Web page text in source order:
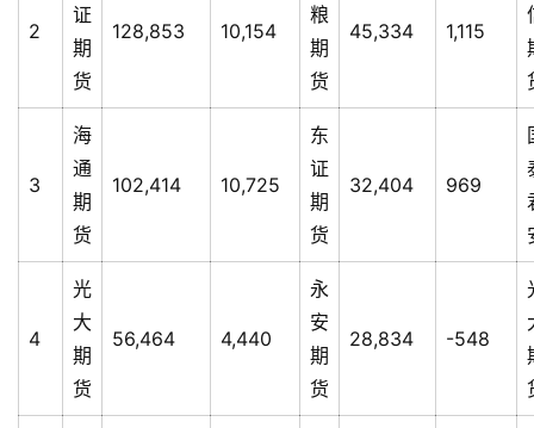
报
题
地
2
证
期
货
128,853 10,154
粮
期
货
45,334 1,115
3
海
通
期
货
102,414 10,725
东
证
期
货
32,404 969
4
光
大
期
货
56,464 4,440
永
安
期
货
28,834 -548